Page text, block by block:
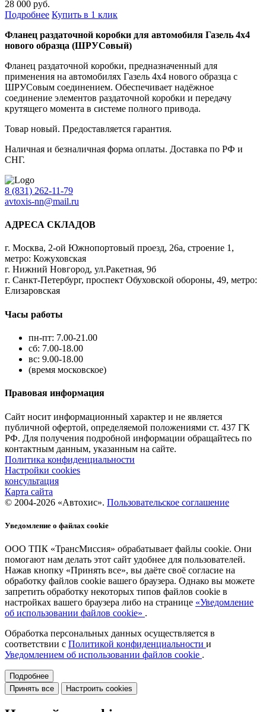
28 000 руб.
Подробнее Купить в 1 клик
Фланец раздаточной коробки для автомобиля Газель 4х4
нового образца (ШРУСовый)
Фланец раздаточной коробки, предназначенный для
применения на автомобилях Газель 4х4 нового образца с
ШРУСовым соединением. Обеспечивает надёжное
соединение элементов раздаточной коробки и передачу
крутящего момента в системе полного привода.
Товар новый. Предоставляется гарантия.
Наличная и безналичная форма оплаты. Доставка по РФ и
СНГ.
8 (831) 262-11-79
avtoxis-nn@mail.ru
АДРЕСА СКЛАДОВ
г. Москва, 2-ой Южнопортовый проезд, 26а, строение 1,
метро: Кожуховская
г. Нижний Новгород, ул.Ракетная, 9б
г. Санкт-Петербург, проспект Обуховской обороны, 49, метро:
Елизаровская
Часы работы
пн-пт: 7.00-21.00
сб: 7.00-18.00
вс: 9.00-18.00
(время московское)
Правовая информация
Сайт носит информационный характер и не является
публичной офертой, определяемой положениями ст. 437 ГК
РФ. Для получения подробной информации обращайтесь по
контактным данным, указанным на сайте.
Политика конфиденциальности
Настройки cookies
консультация
Карта сайта
© 2004-2026 «Автохис». Пользовательское соглашение
Уведомление о файлах cookie
ООО ТПК «ТрансМиссия» обрабатывает файлы cookie. Они
помогают нам делать этот сайт удобнее для пользователей.
Нажав кнопку «Принять все», вы даёте своё согласие на
обработку файлов cookie вашего браузера. Однако вы можете
запретить обработку некоторых типов файлов cookie в
настройках вашего браузера либо на странице «Уведомление
об использовании файлов cookie» .
Обработка персональных данных осуществляется в
соответствии с Политикой конфиденциальности и
Уведомлением об использовании файлов cookie .
Подробнее
Принять все
Настроить cookies